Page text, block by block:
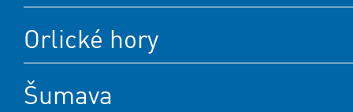
Orlické hory
Šumava